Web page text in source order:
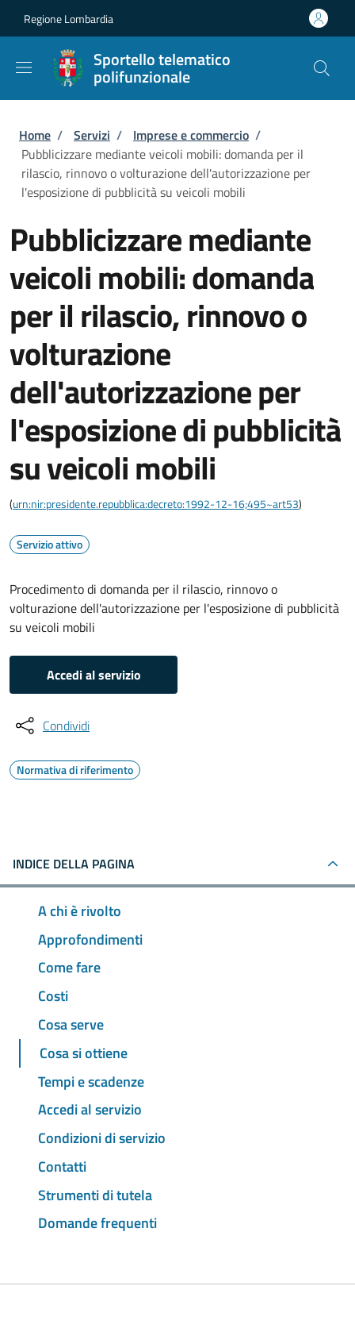
Regione Lombardia
Sportello telematico
polifunzionale
Briciole di pane
Home / Servizi / Imprese e commercio /
Pubblicizzare mediante veicoli mobili: domanda per il
rilascio, rinnovo o volturazione dell'autorizzazione per
l'esposizione di pubblicità su veicoli mobili
Pubblicizzare mediante
veicoli mobili: domanda
per il rilascio, rinnovo o
volturazione
dell'autorizzazione per
l'esposizione di pubblicità
su veicoli mobili
(urn:nir:presidente.repubblica:decreto:1992-12-16;495~art53)
Servizio attivo
Procedimento di domanda per il rilascio, rinnovo o
volturazione dell'autorizzazione per l'esposizione di pubblicità
su veicoli mobili
Accedi al servizio
Condividi
Normativa di riferimento
INDICE DELLA PAGINA
A chi è rivolto
Approfondimenti
Come fare
Costi
Cosa serve
Cosa si ottiene
Tempi e scadenze
Accedi al servizio
Condizioni di servizio
Contatti
Strumenti di tutela
Domande frequenti